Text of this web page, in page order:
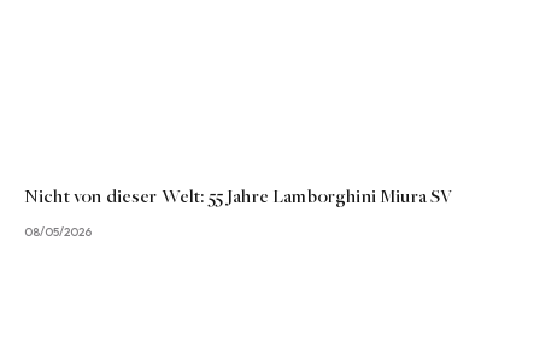
Nicht von dieser Welt: 55 Jahre Lamborghini Miura SV
08/05/2026